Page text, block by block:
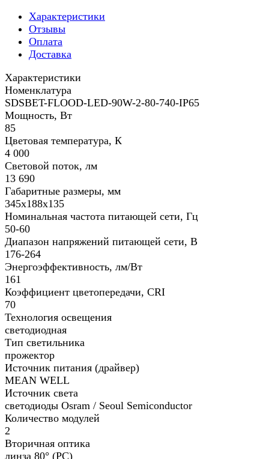
Характеристики
Отзывы
Оплата
Доставка
Характеристики
Номенклатура
SDSBET-FLOOD-LED-90W-2-80-740-IP65
Мощность, Вт
85
Цветовая температура, К
4 000
Световой поток, лм
13 690
Габаритные размеры, мм
345х188х135
Номинальная частота питающей сети, Гц
50-60
Диапазон напряжений питающей сети, В
176-264
Энергоэффективность, лм/Вт
161
Коэффициент цветопередачи, CRI
70
Технология освещения
светодиодная
Тип светильника
прожектор
Источник питания (драйвер)
MEAN WELL
Источник света
светодиоды Osram / Seoul Semiconductor
Количество модулей
2
Вторичная оптика
линза 80° (PC)